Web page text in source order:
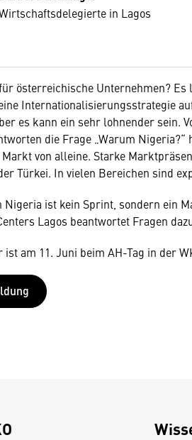
in Lagos
österreichische Unternehmen?
Internationalisierungsstrategie
es kann ein sehr lohnender sein.
die Frage „Warum
von alleine. Starke
Türkei. In vielen Bereichen sind
ist kein Sprint, sondern ein
Lagos beantwortet Fragen
am 11. Juni beim AH-Tag in der